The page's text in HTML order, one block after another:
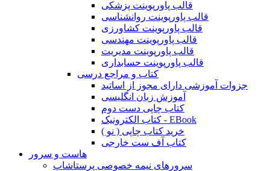
قالب پاورپوینت پزشکی
قالب پاورپوینت روانشناسی
قالب پاورپوینت کشاورزی
قالب پاورپوینت مهندسی
قالب پاورپوینت مدیریت
قالب پاورپوینت حسابداری
کتاب و مراجع درسی
جزوات آموزشی دارای مجوز از اساتید
آموزش زبان انگلیسی
کتاب چاپی دست دوم
کتاب الکترونیک - EBook
خرید کتاب چاپی ( نو )
کتاب آف ست خارجی
هاست و سرور
سرورهای نیمه خصوصی پرستاشاپ